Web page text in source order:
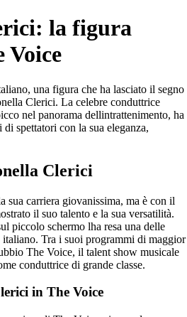
la figura
Voice
una figura che ha lasciato il segno
Clerici. La celebre conduttrice
nel panorama dellintrattenimento, ha
spettatori con la sua eleganza,
Clerici
sua carriera giovanissima, ma è con il
il suo talento e la sua versatilità.
piccolo schermo lha resa una delle
Tra i suoi programmi di maggior
The Voice, il talent show musicale
conduttrice di grande classe.
in The Voice